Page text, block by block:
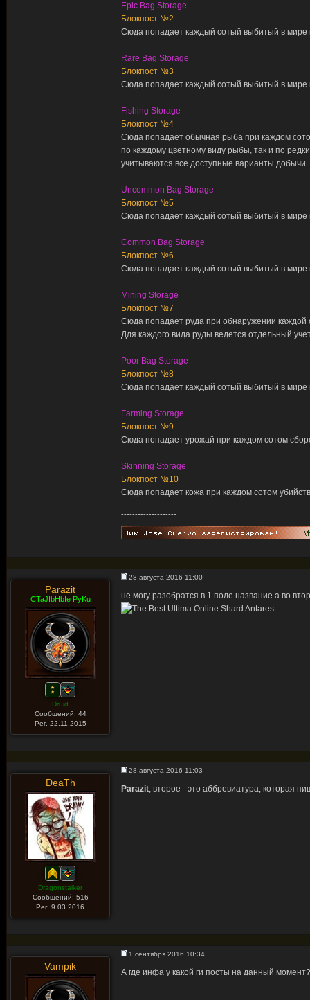
Epic Bag Storage
Блокпост №2
Сюда попадает каждый сотый выбитый в мире
Rare Bag Storage
Блокпост №3
Сюда попадает каждый сотый выбитый в мире
Fishing Storage
Блокпост №4
Сюда попадает обычная рыба при каждом
по каждому цветному виду рыбы, так и по
учитываются все доступные варианты добычи.
Uncommon Bag Storage
Блокпост №5
Сюда попадает каждый сотый выбитый в мире
Common Bag Storage
Блокпост №6
Сюда попадает каждый сотый выбитый в мире
Mining Storage
Блокпост №7
Сюда попадает руда при обнаружении каждой
Для каждого вида руды ведется отдельный
Poor Bag Storage
Блокпост №8
Сюда попадает каждый сотый выбитый в мире
Farming Storage
Блокпост №9
Сюда попадает урожай при каждом сотом
Skinning Storage
Блокпост №10
Сюда попадает кожа при каждом сотом
--------------------
Parazit
CTaJIbHbIe PyKu
Druid
Сообщений: 44
Рег. 22.11.2015
28 августа 2016 11:00
не могу разобратся в 1 поле название а во
DeaTh
Dragonstalker
Сообщений: 516
Рег. 9.03.2016
28 августа 2016 11:03
Parazit, второе - это аббревиатура, которая
Vampik
1 сентября 2016 10:34
А где инфа у какой ги посты на данный